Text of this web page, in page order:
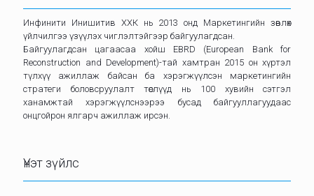
Инфинити Инишитив ХХК нь 2013 онд Маркетингийн зөвлөх
үйлчилгээ үзүүлэх чиглэлтэйгээр байгуулагдсан.
Байгуулагдсан цагаасаа хойш EBRD (European Bank for
Reconstruction and Development)-тай хамтран 2015 он хүртэл
түлхүү ажиллаж байсан ба хэрэгжүүлсэн маркетингийн
стратеги боловсруулалт төслүүд нь 100 хувийн сэтгэл
ханамжтай хэрэгжүүлснээрээ бусад байгууллагуудаас
онцгойрон ялгарч ажиллаж ирсэн.
Үнэт зүйлс